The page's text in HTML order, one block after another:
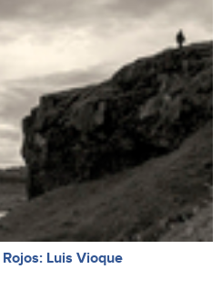
Luis Vioque